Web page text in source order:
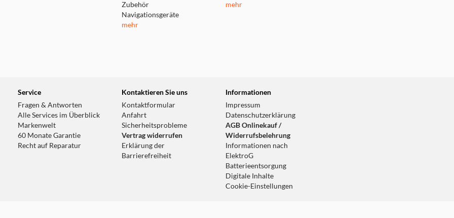
Zubehör
Navigationsgeräte
mehr
mehr
Service
Fragen & Antworten
Alle Services im Überblick
Markenwelt
60 Monate Garantie
Recht auf Reparatur
Kontaktieren Sie uns
Kontaktformular
Anfahrt
Sicherheitsprobleme
Vertrag widerrufen
Erklärung der
Barrierefreiheit
Informationen
Impressum
Datenschutzerklärung
AGB Onlinekauf /
Widerrufsbelehrung
Informationen nach
ElektroG
Batterieentsorgung
Digitale Inhalte
Cookie-Einstellungen